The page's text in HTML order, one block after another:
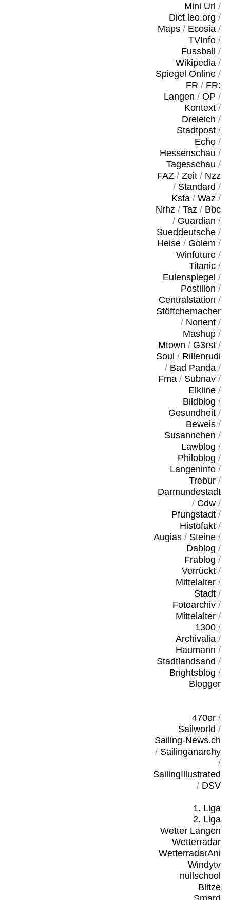
Mini Url /
Dict.leo.org /
Maps/ Ecosia/
TVInfo/
Fussball
/
Wikipedia/
Spiegel Online/
FR / FR:
Langen / OP /
Kontext/
Dreieich /
Stadtpost/
Echo/
Hessenschau /
Tagesschau /
FAZ/ Zeit/ Nzz
/ Standard /
Ksta/ Waz/
Nrhz/ Taz/ Bbc
/ Guardian /
Sueddeutsche/
Heise/ Golem /
Winfuture/
Titanic/
Eulenspiegel /
Postillon /
Centralstation /
Stöffchemacher
/ Norient/
Mashup/
Mtown / G3rst/
Soul / Rillenrudi
/ Bad Panda/
Fma/ Subnav/
Elkline/
Bildblog /
Gesundheit/
Beweis/
Susannchen /
Lawblog /
Philoblog /
Langeninfo/
Trebur/
Darmundestadt
/ Cdw/
Pfungstadt/
Histofakt/
Augias/ Steine/
Dablog /
Frablog /
Verrückt/
Mittelalter/
Stadt/
Fotoarchiv/
Mittelalter/
1300/
Archivalia/
Haumann /
Stadtlandsand /
Brightsblog /
Blogger
470er/
Sailworld /
Sailing-News.ch
/ Sailinganarchy
/
SailingIllustrated
/ DSV
1. Liga
2. Liga
Wetter Langen
Wetterradar
WetterradarAni
Windytv
nullschool
Blitze